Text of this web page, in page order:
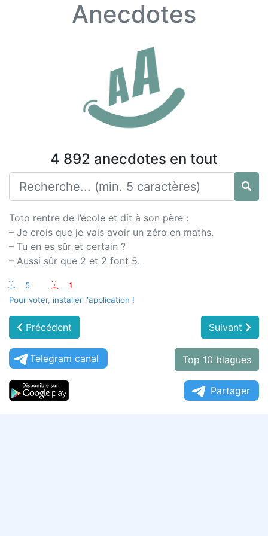
Anecdotes
4 892 anecdotes en tout
Toto rentre de l’école et dit à son père :
– Je crois que je vais avoir un zéro en maths.
– Tu en es sûr et certain ?
– Aussi sûr que 2 et 2 font 5.
:-) 5 :-(
1
Pour voter, installer l'application !
Précédent Suivant
Telegram canal Top 10 blagues
Partager